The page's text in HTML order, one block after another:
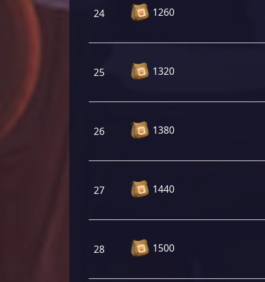
24 1260
25 1320
26 1380
27 1440
28 1500